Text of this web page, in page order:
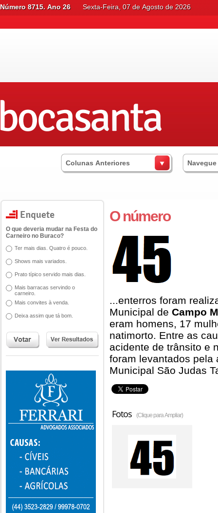
Número 8715. Ano 26 Sexta-Feira, 07 de Agosto de 2026
Colunas Anteriores
O que deveria mudar na Festa do
Carneiro no Buraco?
Ter mais dias. Quatro é pouco.
Shows mais variados.
Prato típico servido mais dias.
Mais barracas servindo o
carneiro.
Mais convites à venda.
Deixa assim que tá bom.
O número
...enterros foram
Municipal de Campo
eram homens, 17
natimorto. Entre as
acidente de trânsito e
foram levantados pela
Municipal São Judas
Fotos (Clique para Ampliar)